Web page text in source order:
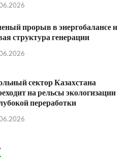
прорыв в энергобалансе и
структура генерации
сектор Казахстана
на рельсы экологизации
переработки